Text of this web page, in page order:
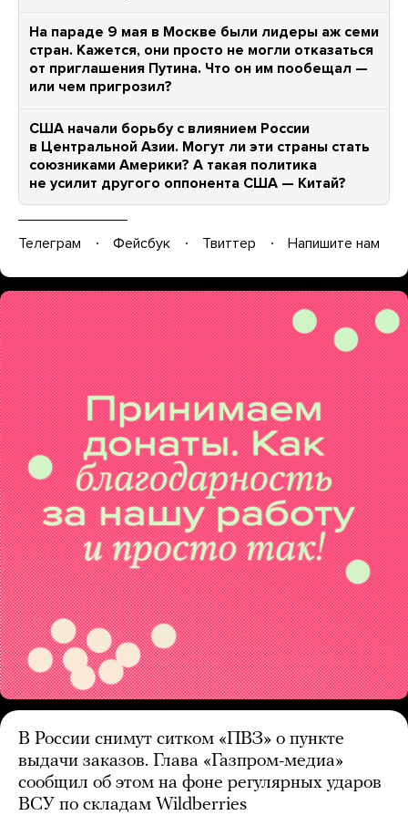
На параде 9 мая в Москве были лидеры аж семи
стран. Кажется, они просто не могли отказаться
от приглашения Путина. Что он им пообещал —
или чем пригрозил?
США начали борьбу с влиянием России
в Центральной Азии. Могут ли эти страны стать
союзниками Америки? А такая политика
не усилит другого оппонента США — Китай?
Телеграм Фейсбук Твиттер Напишите нам
В России снимут ситком «ПВЗ» о пункте
выдачи заказов. Глава «Газпром-медиа»
сообщил об этом на фоне регулярных ударов
ВСУ по складам Wildberries